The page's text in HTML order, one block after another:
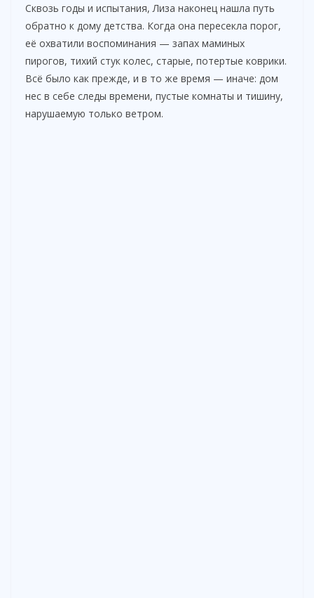
Сквозь годы и испытания, Лиза наконец нашла путь
обратно к дому детства. Когда она пересекла порог,
её охватили воспоминания — запах маминых
пирогов, тихий стук колес, старые, потертые коврики.
Всё было как прежде, и в то же время — иначе: дом
нес в себе следы времени, пустые комнаты и тишину,
нарушаемую только ветром.